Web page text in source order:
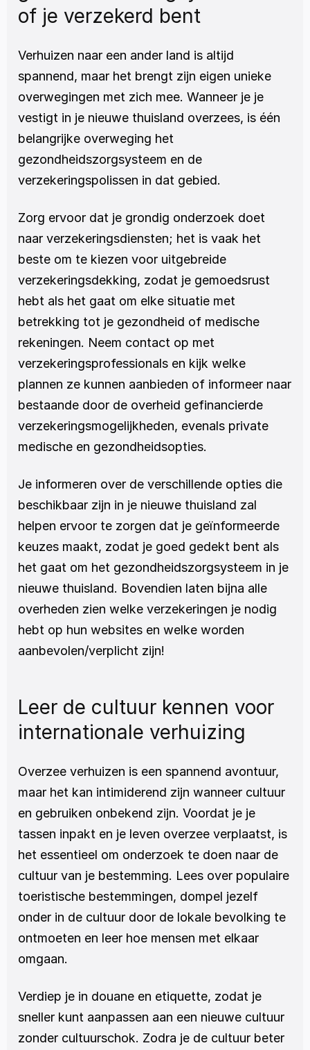
of je verzekerd bent
Verhuizen naar een ander land is altijd
spannend, maar het brengt zijn eigen unieke
overwegingen met zich mee. Wanneer je je
vestigt in je nieuwe thuisland overzees, is één
belangrijke overweging het
gezondheidszorgsysteem en de
verzekeringspolissen in dat gebied.
Zorg ervoor dat je grondig onderzoek doet
naar verzekeringsdiensten; het is vaak het
beste om te kiezen voor uitgebreide
verzekeringsdekking, zodat je gemoedsrust
hebt als het gaat om elke situatie met
betrekking tot je gezondheid of medische
rekeningen. Neem contact op met
verzekeringsprofessionals en kijk welke
plannen ze kunnen aanbieden of informeer naar
bestaande door de overheid gefinancierde
verzekeringsmogelijkheden, evenals private
medische en gezondheidsopties.
Je informeren over de verschillende opties die
beschikbaar zijn in je nieuwe thuisland zal
helpen ervoor te zorgen dat je geïnformeerde
keuzes maakt, zodat je goed gedekt bent als
het gaat om het gezondheidszorgsysteem in je
nieuwe thuisland. Bovendien laten bijna alle
overheden zien welke verzekeringen je nodig
hebt op hun websites en welke worden
aanbevolen/verplicht zijn!
Leer de cultuur kennen voor
internationale verhuizing
Overzee verhuizen is een spannend avontuur,
maar het kan intimiderend zijn wanneer cultuur
en gebruiken onbekend zijn. Voordat je je
tassen inpakt en je leven overzee verplaatst, is
het essentieel om onderzoek te doen naar de
cultuur van je bestemming. Lees over populaire
toeristische bestemmingen, dompel jezelf
onder in de cultuur door de lokale bevolking te
ontmoeten en leer hoe mensen met elkaar
omgaan.
Verdiep je in douane en etiquette, zodat je
sneller kunt aanpassen aan een nieuwe cultuur
zonder cultuurschok. Zodra je de cultuur beter